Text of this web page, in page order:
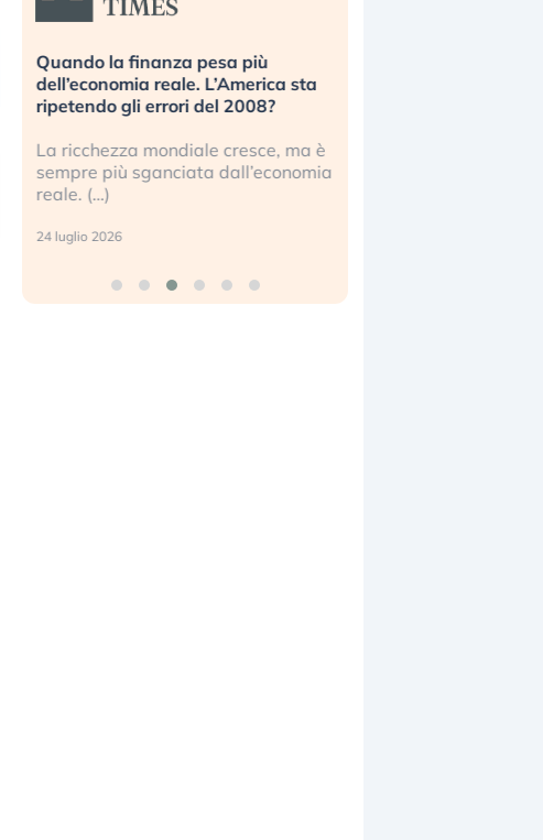
Quando la finanza pesa più
dell’economia reale. L’America sta
ripetendo gli errori del 2008?
La ricchezza mondiale cresce, ma è
sempre più sganciata dall’economia
reale. (…)
24 luglio 2026